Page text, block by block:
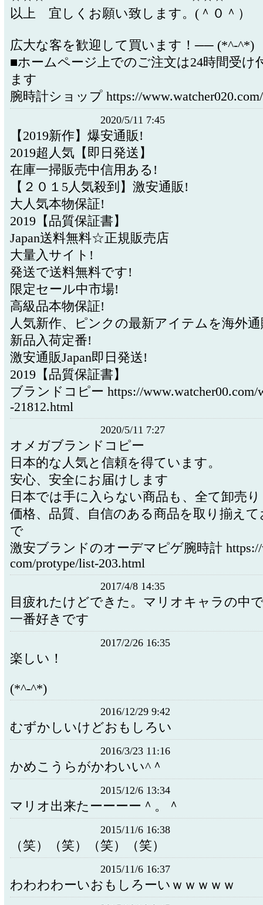
以上 宜しくお願い致します。(＾０＾）
広大な客を歓迎して買います！── (*^-^*)
■ホームページ上でのご注文は24時間受け
ます
腕時計ショップ https://
2020/5/11 7:45
【2019新作】爆安通販!
2019超人気【即日発送】
在庫一掃販売中信用ある!
【２０１5人気殺到】激安通販!
大人気本物保証!
2019【品質保証書】
Japan送料無料☆正規販売店
大量入サイト!
発送で送料無料です!
限定セール中市場!
高級品本物保証!
人気新作、ピンクの最新アイテムを海外
新品入荷定番!
激安通販Japan即日発送!
2019【品質保証書】
ブランドコピー https://www.watcher00.com/
-21812.html
2020/5/11 7:27
オメガブランドコピー
日本的な人気と信頼を得ています。
安心、安全にお届けします
日本では手に入らない商品も、全て卸売
価格、品質、自信のある商品を取り揃え
で
激安ブランドのオーデマピゲ腕時計 https://
com/protype/list-203.html
2017/4/8 14:35
目疲れたけどできた。マリオキャラの中
一番好きです
2017/2/26 16:35
楽しい！
(*^-^*)
2016/12/29 9:42
むずかしいけどおもしろい
2016/3/23 11:16
かめこうらがかわいい^＾
2015/12/6 13:34
マリオ出来たーーーー＾。＾
2015/11/6 16:38
（笑）（笑）（笑）（笑）
2015/11/6 16:37
わわわわーいおもしろーいｗｗｗｗｗ